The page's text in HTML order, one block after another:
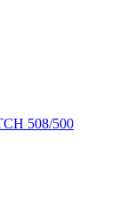
508/500